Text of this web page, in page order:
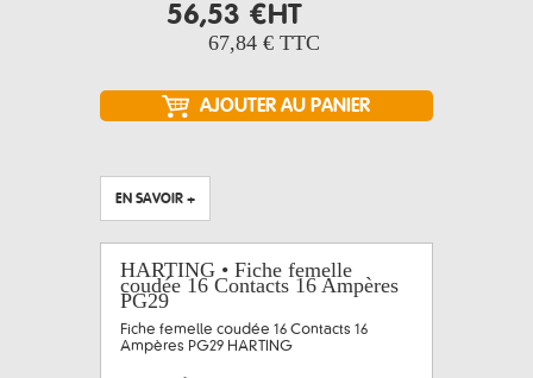
56,53 €HT
67,84 € TTC
EN SAVOIR +
HARTING • Fiche femelle
coudée 16 Contacts 16 Ampères
PG29
Fiche femelle coudée 16 Contacts 16
Ampères PG29 HARTING